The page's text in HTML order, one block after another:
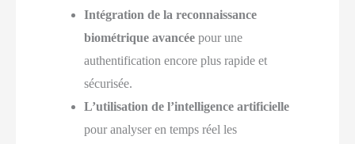
Intégration de la reconnaissance
biométrique avancée pour une
authentification encore plus rapide et
sécurisée.
L’utilisation de l’intelligence artificielle
pour analyser en temps réel les